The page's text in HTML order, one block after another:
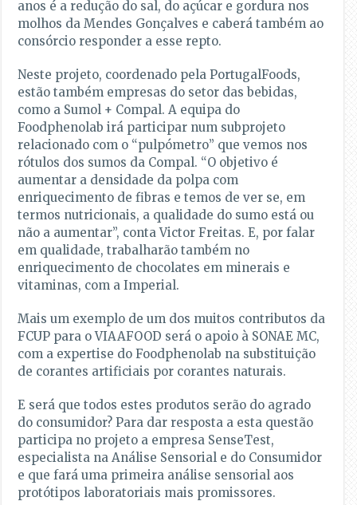
anos é a redução do sal, do açúcar e gordura nos
molhos da Mendes Gonçalves e caberá também ao
consórcio responder a esse repto.
Neste projeto, coordenado pela PortugalFoods,
estão também empresas do setor das bebidas,
como a Sumol + Compal. A equipa do
Foodphenolab irá participar num subprojeto
relacionado com o “pulpómetro” que vemos nos
rótulos dos sumos da Compal. “O objetivo é
aumentar a densidade da polpa com
enriquecimento de fibras e temos de ver se, em
termos nutricionais, a qualidade do sumo está ou
não a aumentar”, conta Victor Freitas. E, por falar
em qualidade, trabalharão também no
enriquecimento de chocolates em minerais e
vitaminas, com a Imperial.
Mais um exemplo de um dos muitos contributos da
FCUP para o VIAAFOOD será o apoio à SONAE MC,
com a expertise do Foodphenolab na substituição
de corantes artificiais por corantes naturais.
E será que todos estes produtos serão do agrado
do consumidor? Para dar resposta a esta questão
participa no projeto a empresa SenseTest,
especialista na Análise Sensorial e do Consumidor
e que fará uma primeira análise sensorial aos
protótipos laboratoriais mais promissores.